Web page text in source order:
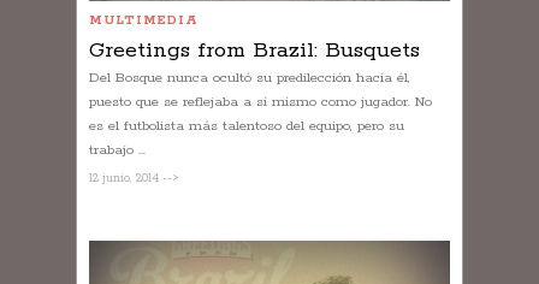
MULTIMEDIA
Greetings from Brazil: Busquets
Del Bosque nunca ocultó su predilección hacia él,
puesto que se reflejaba a sí mismo como jugador. No
es el futbolista más talentoso del equipo, pero su
trabajo ...
12 junio, 2014 -->